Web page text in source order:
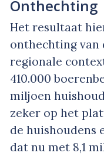
Onthechting
Het resultaat
onthechting van
regionale
410.000
miljoen
zeker op het
de huishoudens
dat nu met 8,1